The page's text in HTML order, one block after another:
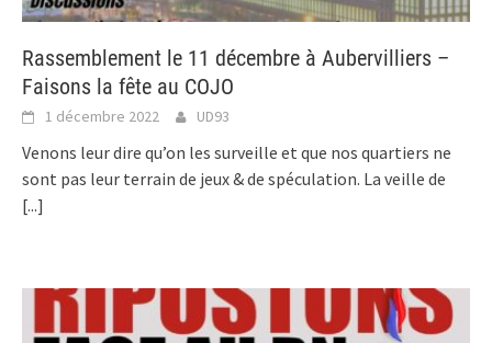
Rassemblement le 11 décembre à Aubervilliers –
Faisons la fête au COJO
1 décembre 2022 UD93
Venons leur dire qu’on les surveille et que nos quartiers ne
sont pas leur terrain de jeux & de spéculation. La veille de
[...]